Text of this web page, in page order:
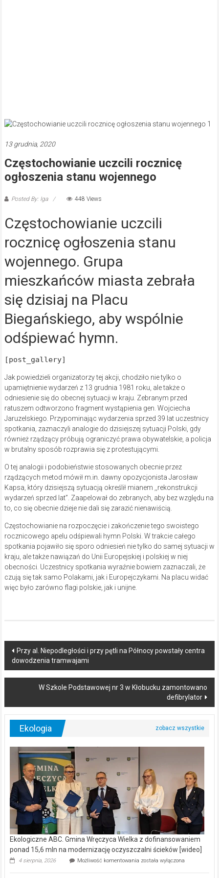
13 grudnia, 2020
Częstochowianie uczcili rocznicę
ogłoszenia stanu wojennego
Posted By: Iga 448 Views
Częstochowianie uczcili
rocznicę ogłoszenia stanu
wojennego. Grupa
mieszkańców miasta zebrała
się dzisiaj na Placu
Biegańskiego, aby wspólnie
odśpiewać hymn.
[post_gallery]
Jak powiedzieli organizatorzy tej akcji, chodziło nie tylko o
upamiętnienie wydarzeń z 13 grudnia 1981 roku, ale także o
odniesienie się do obecnej sytuacji w kraju. Zebranym przed
ratuszem odtworzono fragment wystąpienia gen. Wojciecha
Jaruzelskiego. Przypominając wydarzenia sprzed 39 lat uczestnicy
spotkania, zaznaczyli analogie do dzisiejszej sytuacji Polski, gdy
również rządzący próbują ograniczyć prawa obywatelskie, a policja
w brutalny sposób rozprawia się z protestującymi.
O tej analogii i podobieństwie stosowanych obecnie przez
rządzących metod mówił m.in. dawny opozycjonista Jarosław
Kapsa, który dzisiejszą sytuacją określił mianem ,,rekonstrukcji
wydarzeń sprzed lat”. Zaapelował do zebranych, aby bez względu na
to, co się obecnie dzieje nie dali się zarazić nienawiścią.
Częstochowianie na rozpoczęcie i zakończenie tego swoistego
rocznicowego apelu odśpiewali hymn Polski. W trakcie całego
spotkania pojawiło się sporo odniesień nie tylko do samej sytuacji w
kraju, ale także nawiązań do Unii Europejskiej i polskiej w niej
obecności. Uczestnicy spotkania wyraźnie bowiem zaznaczali, że
czują się tak samo Polakami, jak i Europejczykami. Na placu widać
więc było zarówno flagi polskie, jak i unijne.
Post
navigation
Przy al. Niepodległości i przy pętli na Północy powstały centra
dowodzenia tramwajami
W Szkole Podstawowej nr 3 w Kłobucku zamontowano
defibrylator
Ekologia
Ekologiczne ABC. Gmina Wręczyca Wielka z dofinansowaniem
ponad 15,6 mln na modernizację oczyszczalni ścieków [wideo]
4 sierpnia, 2026 Możliwość komentowania Ekologiczne
została wyłączona